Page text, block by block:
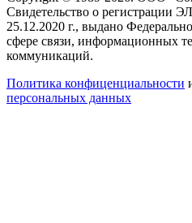
Свидетельство о регистрации
25.12.2020 г., выдано
сфере связи, информационных
коммуникаций.
Политика конфиценциальности
персональных данных